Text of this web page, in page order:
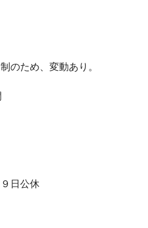
のため、変動あり。
日公休